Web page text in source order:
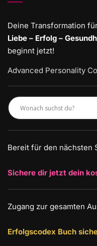
Deine Transformation
Liebe – Erfolg –
beginnt jetzt!
Advanced Personality
Bereit für den nächsten
Sichere dir jetzt dein
Zugang zur gesamten
Erfolgscodex Buch